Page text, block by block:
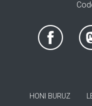
HONI BURUZ